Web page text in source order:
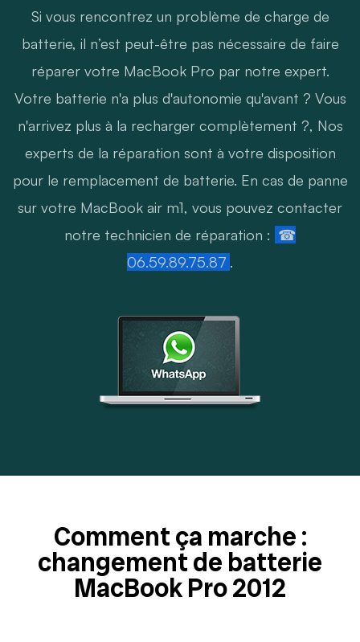
Si vous rencontrez un problème de charge de
batterie, il n’est peut-être pas nécessaire de faire
réparer votre MacBook Pro par notre expert.
Votre batterie n'a plus d'autonomie qu'avant ? Vous
n'arrivez plus à la recharger complètement ?, Nos
experts de la réparation sont à votre disposition
pour le remplacement de batterie. En cas de panne
sur votre MacBook air m1, vous pouvez contacter
notre technicien de réparation : ☎
06.59.89.75.87 .
Comment ça marche :
changement de batterie
MacBook Pro 2012